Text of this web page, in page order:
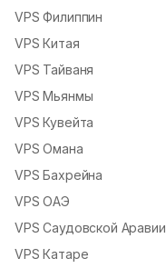
VPS Филиппин
VPS Китая
VPS Тайваня
VPS Мьянмы
VPS Кувейта
VPS Омана
VPS Бахрейна
VPS ОАЭ
VPS Саудовской Аравии
VPS Катаре